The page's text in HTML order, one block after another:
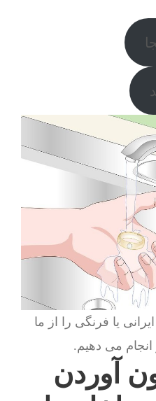
یا فرنگی را از ما
انجام می دهیم.
آوردن